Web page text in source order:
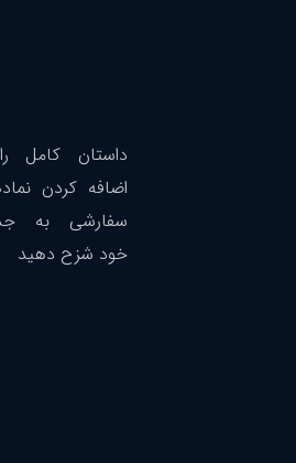
داستان کامل
اضافه کردن
سفارشی به
خود شزح دهید